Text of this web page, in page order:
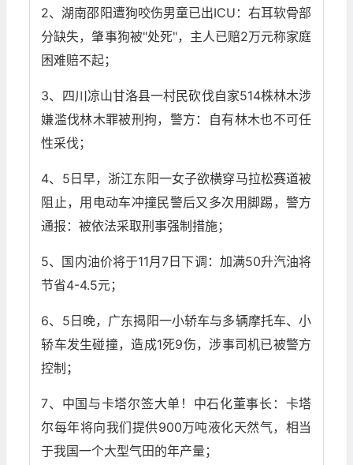
2、湖南邵阳遭狗咬伤男童已出ICU：右耳软骨部
分缺失，肇事狗被"处死"，主人已赔2万元称家庭
困难赔不起；
3、四川凉山甘洛县一村民砍伐自家514株林木涉
嫌滥伐林木罪被刑拘，警方：自有林木也不可任
性采伐；
4、5日早，浙江东阳一女子欲横穿马拉松赛道被
阻止，用电动车冲撞民警后又多次用脚踢，警方
通报：被依法采取刑事强制措施；
5、国内油价将于11月7日下调：加满50升汽油将
节省4-4.5元；
6、5日晚，广东揭阳一小轿车与多辆摩托车、小
轿车发生碰撞，造成1死9伤，涉事司机已被警方
控制；
7、中国与卡塔尔签大单！中石化董事长：卡塔
尔每年将向我们提供900万吨液化天然气，相当
于我国一个大型气田的年产量；